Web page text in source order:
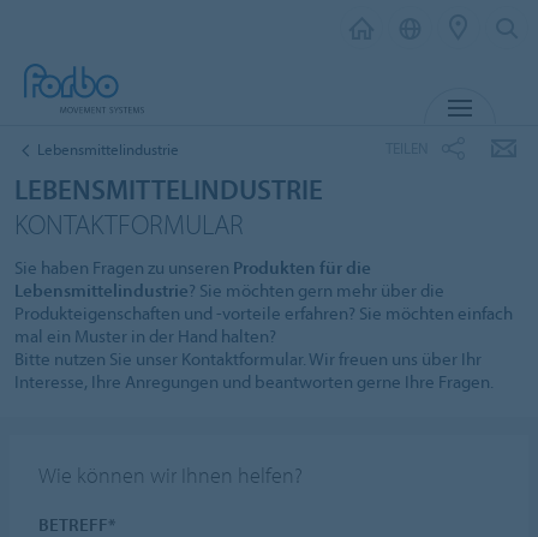
Lebensmittelindustrie
LEBENSMITTELINDUSTRIE
KONTAKTFORMULAR
Sie haben Fragen zu unseren Produkten für die
Lebensmittelindustrie? Sie möchten gern mehr über die
Produkteigenschaften und -vorteile erfahren? Sie möchten einfach
mal ein Muster in der Hand halten?
Bitte nutzen Sie unser Kontaktformular. Wir freuen uns über Ihr
Interesse, Ihre Anregungen und beantworten gerne Ihre Fragen.
Wie können wir Ihnen helfen?
BETREFF*